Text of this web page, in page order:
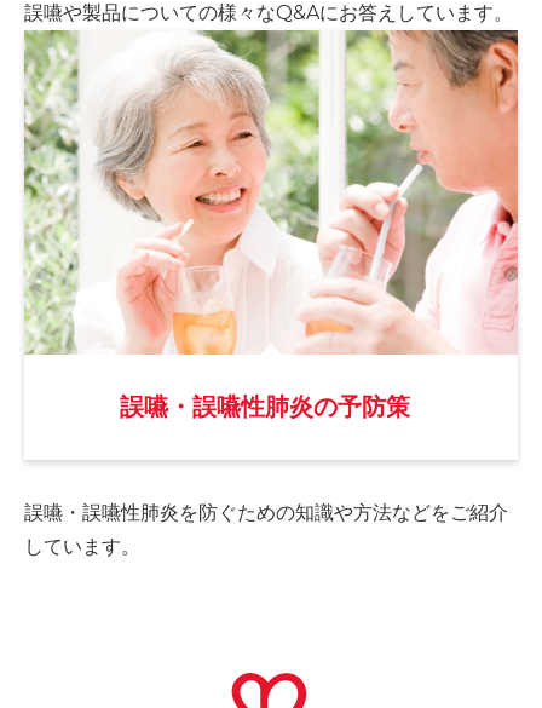
誤嚥や製品についての様々なQ&Aにお答えしています。
誤嚥・誤嚥性肺炎の予防策
誤嚥・誤嚥性肺炎を防ぐための知識や方法などをご紹介
しています。